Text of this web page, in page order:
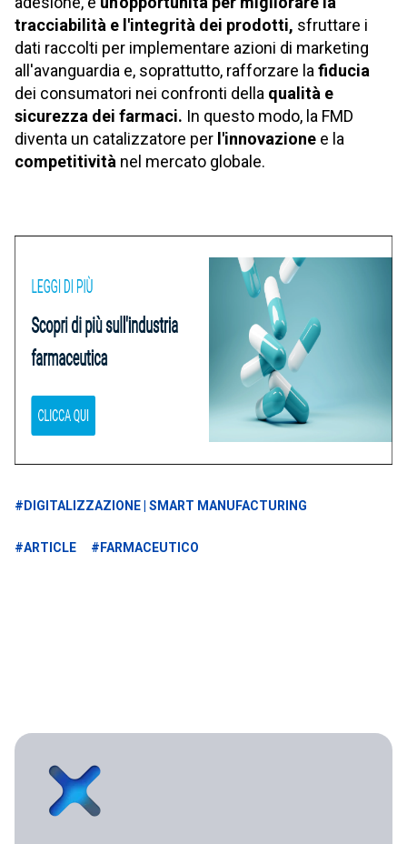
tracciabilità e l'integrità dei prodotti, sfruttare i
dati raccolti per implementare azioni di marketing
all'avanguardia e, soprattutto, rafforzare la fiducia
dei consumatori nei confronti della qualità e
sicurezza dei farmaci. In questo modo, la FMD
diventa un catalizzatore per l'innovazione e la
competitività nel mercato globale.
#DIGITALIZZAZIONE | SMART MANUFACTURING
#ARTICLE #FARMACEUTICO